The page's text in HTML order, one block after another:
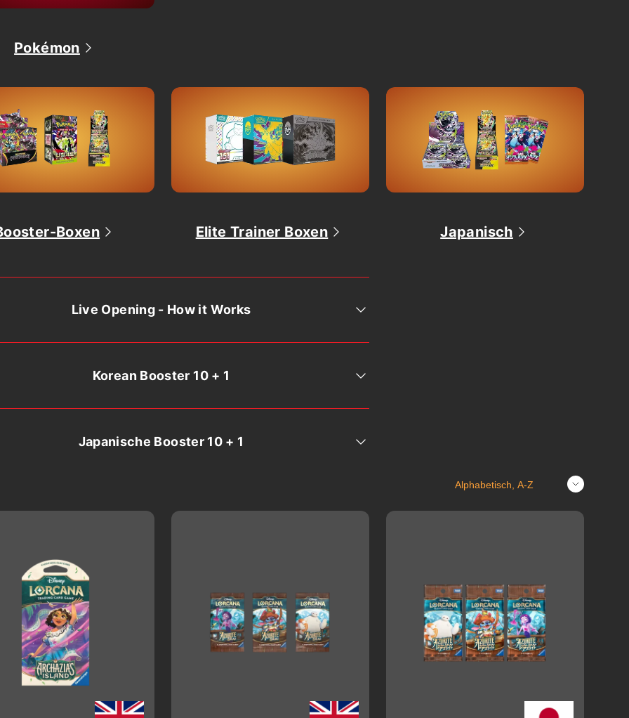
Pokémon
Boxen Elite Trainer Boxen Japanisch
Live Opening - How it Works
Korean Booster 10 + 1
Japanische Booster 10 + 1
Sortieren